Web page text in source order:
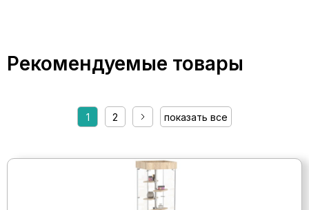
Рекомендуемые товары
1 2 показать все